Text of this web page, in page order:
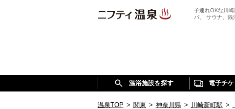
子連れOKな川
パ、 サウナ、
温浴施設を探す 電子チ
温泉TOP > 関東 > 神奈川県 > 川崎新町駅 >